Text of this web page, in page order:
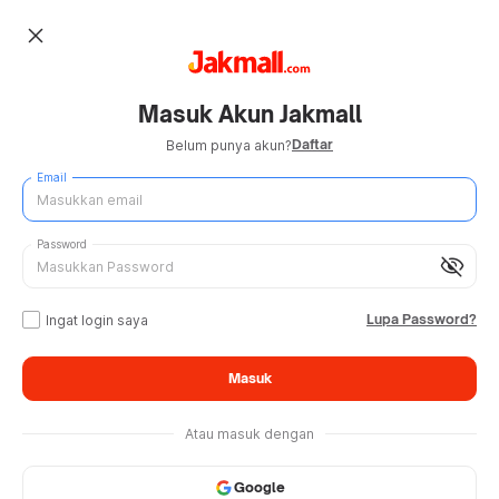
close
Masuk Akun Jakmall
Belum punya akun?Daftar
Email
visibility_off
Password
Ingat login saya Lupa Password?
Masuk
Atau masuk dengan
Google